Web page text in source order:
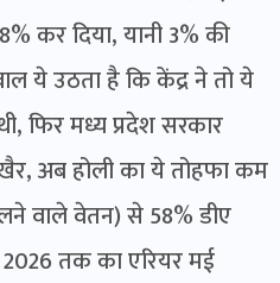
कर दिया, यानी 3% की
ये उठता है कि केंद्र ने तो ये
फिर मध्य प्रदेश सरकार
अब होली का ये तोहफा कम
वाले वेतन) से 58% डीए
तक का एरियर मई